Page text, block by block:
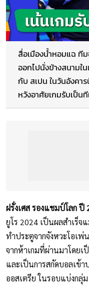
สื่อเมืองน้ำหอมแฉ ที
ออกไปนั่งข้างสนามใ
กับ สเปน ในวันอังคา
หวังอาศัยเกมรับเป็น
ฝรั่งเศส รองแชมป์โลก ปี
ยูโร 2024 เป็นผลสำเร็จ
ทำประตูจากจังหวะโอเพ่
จากห้าเกมที่ผ่านมาโดย
และเป็นการสกัดบอลเข้
ออสเตรีย ในรอบแบ่งกลุ่